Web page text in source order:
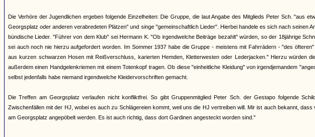
Die Verhöre der Jugendlichen ergeben folgende Einzelheiten: Die Gruppe, die laut Angabe des Mitglieds Peter Sch. "aus
Georgsplatz oder anderen verabredeten Plätzen" und singe "gemeinschaftlich Lieder". Hierbei handele es sich nach seinen
bündische Lieder. "Führer von dem Klub" sei Hermann K. "Ob irgendwelche Beiträge bezahlt" würden, so der 18jährige
sei auch noch nie hierzu aufgefordert worden. Im Sommer 1937 habe die Gruppe - meistens mit Fahrrädern - "des
aus kurzen schwarzen Hosen mit Reißverschluss, karierten Hemden, Kletterwesten oder Lederjacken." Hierzu würden
außerdem einen Handgelenkriemen mit einem Totenkopf tragen. Ob diese "einheitliche Kleidung" von irgendjemandem
selbst jedenfalls habe niemand irgendwelche Kleidervorschriften gemacht.
Die Treffen am Georgsplatz verlaufen nicht konfliktfrei. So gibt Gruppenmitglied Peter Sch. der Gestapo folgende
Zwischenfällen mit der HJ, wobei es auch zu Schlägereien kommt, weil uns die HJ vertreiben will. Mir ist auch bekannt,
am Georgsplatz angepöbelt werden. Es ist auch richtig, dass dort Gardinen angesteckt worden sind."